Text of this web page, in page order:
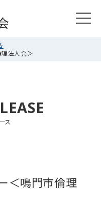
法人会＞
ス
＜鳴門市倫理